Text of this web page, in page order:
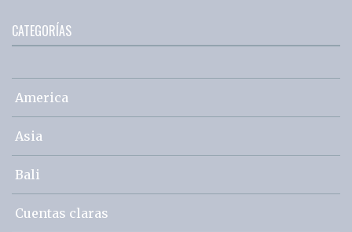
CATEGORÍAS
America
Asia
Bali
Cuentas claras